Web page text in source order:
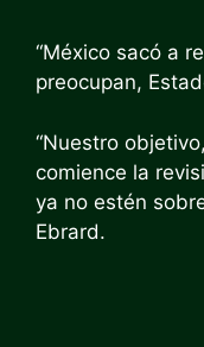
“México sacó a
preocupan,
“Nuestro
comience la
ya no estén
Ebrard.